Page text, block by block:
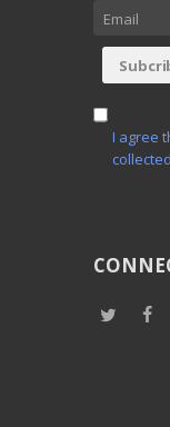
I agree